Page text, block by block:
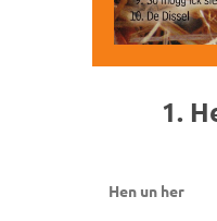
1.
Hen un her